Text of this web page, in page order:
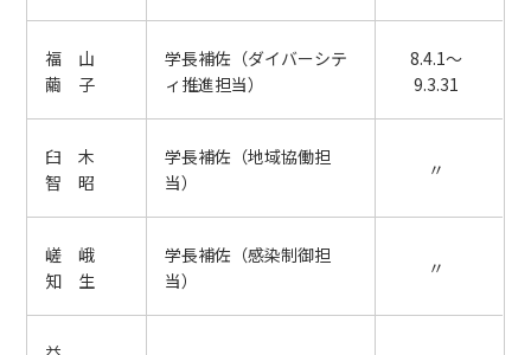
福 山
繭 子
学長補佐（ダイバーシテ
ィ推進担当）
8.4.1～
9.3.31
臼 木
智 昭
学長補佐（地域協働担
当）
〃
嵯 峨
知 生
学長補佐（感染制御担
当）
〃